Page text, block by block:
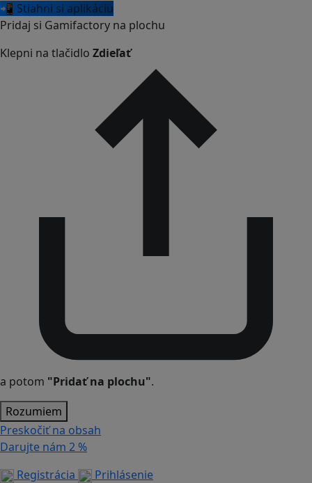
📲 Stiahni si aplikáciu
Pridaj si Gamifactory na plochu
Klepni na tlačidlo Zdieľať
a potom "Pridať na plochu".
Rozumiem
Preskočiť na obsah
Darujte nám 2 %
Registrácia
Prihlásenie